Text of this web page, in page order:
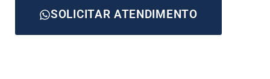
SOLICITAR ATENDIMENTO